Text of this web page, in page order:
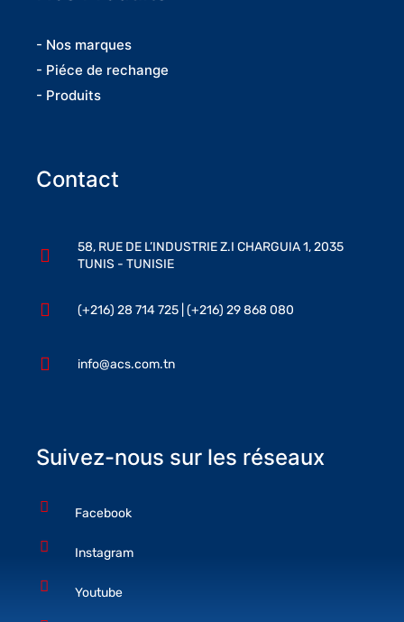
- Nos marques
- Piéce de rechange
- Produits
Contact
58, RUE DE L’INDUSTRIE Z.I CHARGUIA 1, 2035
TUNIS - TUNISIE
(+216) 28 714 725 | (+216) 29 868 080
info@acs.com.tn
Suivez-nous sur les réseaux
Facebook
Instagram
Youtube